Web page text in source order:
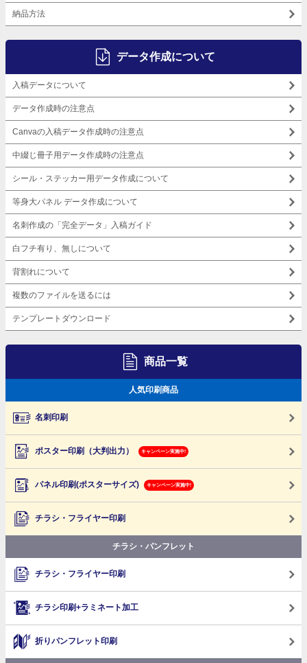
納品方法
データ作成について
入稿データについて
データ作成時の注意点
Canvaの入稿データ作成時の注意点
中綴じ冊子用データ作成時の注意点
シール・ステッカー用データ作成について
等身大パネル データ作成について
名刺作成の「完全データ」入稿ガイド
白フチ有り、無しについて
背割れについて
複数のファイルを送るには
テンプレートダウンロード
商品一覧
人気印刷商品
名刺印刷
ポスター印刷（大判出力） キャンペーン実施中!
パネル印刷(ポスターサイズ) キャンペーン実施中!
チラシ・フライヤー印刷
チラシ・パンフレット
チラシ・フライヤー印刷
チラシ印刷+ラミネート加工
折りパンフレット印刷